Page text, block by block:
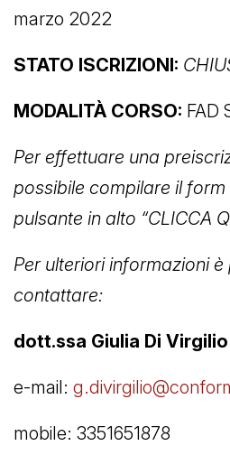
marzo 2022
STATO ISCRIZIONI:
MODALITÀ CORSO: FAD
Per effettuare una
possibile compilare il
pulsante in alto “CLICCA
Per ulteriori informazioni è
contattare:
dott.ssa Giulia Di Virgilio
e-mail:
mobile: 3351651878